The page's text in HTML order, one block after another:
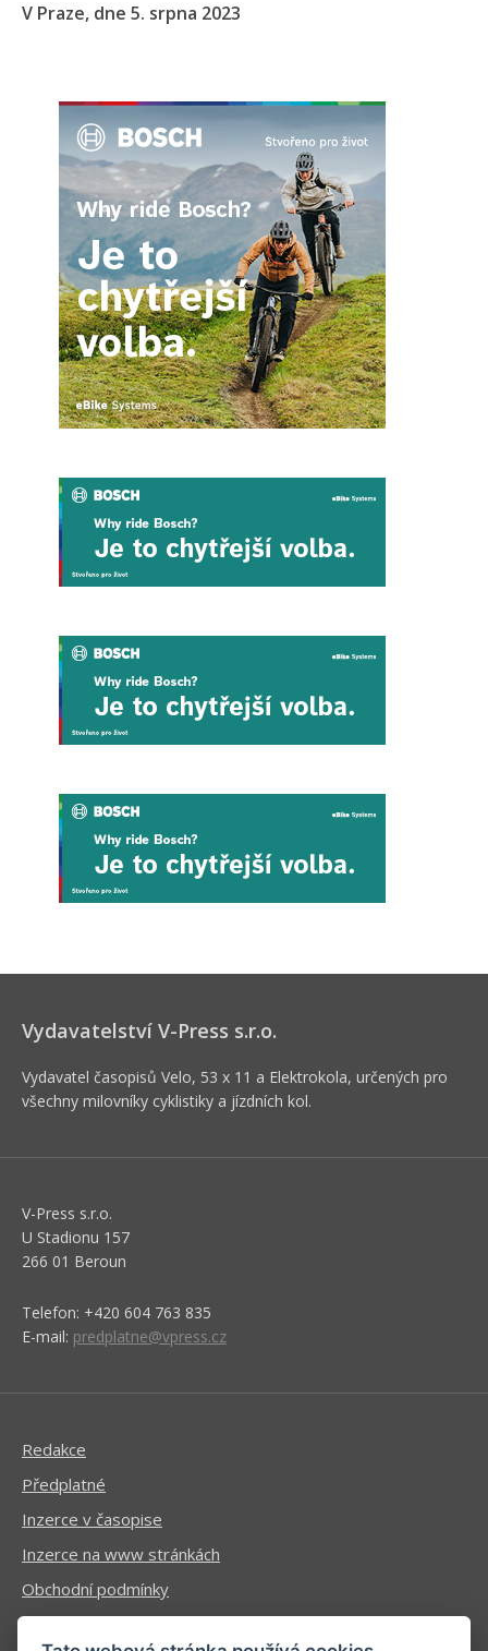
V Praze, dne 5. srpna 2023
Vydavatelství V-Press s.r.o.
Vydavatel časopisů Velo, 53 x 11 a Elektrokola, určených pro
všechny milovníky cyklistiky a jízdních kol.
V-Press s.r.o.
U Stadionu 157
266 01 Beroun
Telefon: +420 604 763 835
E-mail: predplatne@vpress.cz
Redakce
Předplatné
Inzerce v časopise
Inzerce na www stránkách
Obchodní podmínky
Ochrana osobních údajů